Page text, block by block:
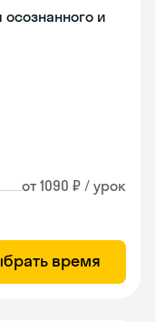
осознанного и
от 1090 ₽ / урок
время